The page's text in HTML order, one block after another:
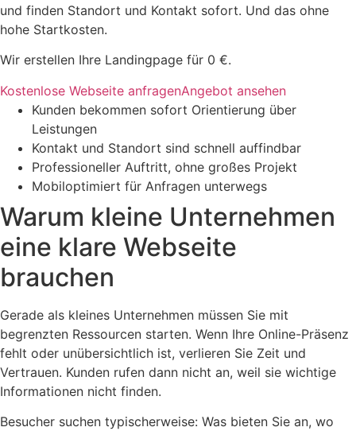
und finden Standort und Kontakt sofort. Und das ohne
hohe Startkosten.
Wir erstellen Ihre Landingpage für 0 €.
Kostenlose Webseite anfragenAngebot ansehen
Kunden bekommen sofort Orientierung über
Leistungen
Kontakt und Standort sind schnell auffindbar
Professioneller Auftritt, ohne großes Projekt
Mobiloptimiert für Anfragen unterwegs
Warum kleine Unternehmen
eine klare Webseite
brauchen
Gerade als kleines Unternehmen müssen Sie mit
begrenzten Ressourcen starten. Wenn Ihre Online-Präsenz
fehlt oder unübersichtlich ist, verlieren Sie Zeit und
Vertrauen. Kunden rufen dann nicht an, weil sie wichtige
Informationen nicht finden.
Besucher suchen typischerweise: Was bieten Sie an, wo